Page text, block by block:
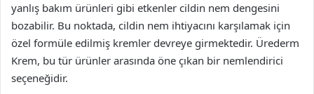
yanlış bakım ürünleri gibi etkenler cildin nem dengesini
bozabilir. Bu noktada, cildin nem ihtiyacını karşılamak için
özel formüle edilmiş kremler devreye girmektedir. Ürederm
Krem, bu tür ürünler arasında öne çıkan bir nemlendirici
seçeneğidir.